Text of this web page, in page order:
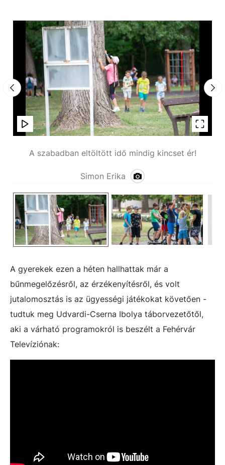
A szabadban eltöltött idő mindig kincset ér!
Simon Erika
A gyerekek ezen a héten hallhattak már a
bűnmegelőzésről, az érzékenyítésről, és volt
jutalomosztás is az ügyességi játékokat követően -
tudtuk meg Udvardi-Cserna Ibolya táborvezetőtől,
aki a várható programokról is beszélt a Fehérvár
Televíziónak: